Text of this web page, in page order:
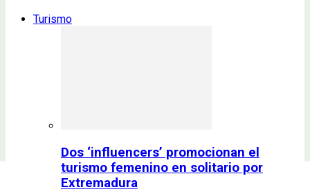
Turismo
Dos ‘influencers’ promocionan el
turismo femenino en solitario por
Extremadura